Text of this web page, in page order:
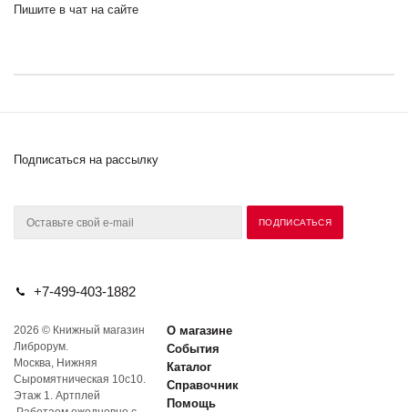
Пишите в чат на сайте
Подписаться на рассылку
+7-499-403-1882
2026 © Книжный магазин
Либрорум.
Москва, Нижняя
Сыромятническая 10с10.
Этаж 1. Артплей
О магазине
События
Каталог
Справочник
Помощь